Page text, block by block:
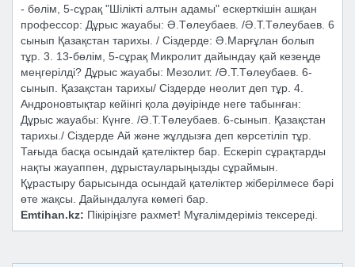
- бөлім, 5-сұрақ "Шілікті алтын адамы" ескерткішін ашқан
профессор: Дұрыс жауабы: Ә.Төлеубаев. /Ә.Т.Төлеубаев. 6
сынып Қазақстан тарихы. / Сіздерде: Ә.Марғұлан болып
тұр. 3. 13-бөлім, 5-сұрақ Микролит дайындау қай кезеңде
меңгерілді? Дұрыс жауабы: Мезолит. /Ә.Т.Төлеубаев. 6-
сынып. Қазақстан тарихы/ Сіздерде неолит деп тұр. 4.
Андроновтықтар кейінгі қола дәуірінде неге табынған:
Дұрыс жауабы: Күнге. /Ә.Т.Төлеубаев. 6-сынып. Қазақстан
тарихы./ Сіздерде Ай және жұлдызға деп көрсетіліп тұр.
Тағыда басқа осындай қателіктер бар. Ескеріп сұрақтарды
нақты жауаппен, дұрыстауларыңызды сұраймын.
Құрастыру барысында осындай қателіктер жіберілмесе бәрі
өте жақсы. Дайындалуға көмегі бар.
Emtihan.kz: Пікіріңізге рахмет! Мұғалімдеріміз тексереді.